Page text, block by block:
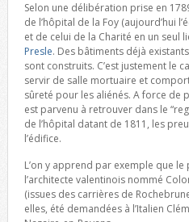
Selon une délibération prise en
de l’hôpital de la Foy (aujourd’hui
et de celui de la Charité en un seul
Presle. Des bâtiments déjà
sont construits. C’est justement le
servir de salle mortuaire et
sûreté pour les aliénés. A force de
est parvenu à retrouver dans le
de l’hôpital datant de 1811, les
l’édifice.
L’on y apprend par exemple que
l’architecte valentinois nommé
(issues des carrières de
elles, été demandées à l’Italien